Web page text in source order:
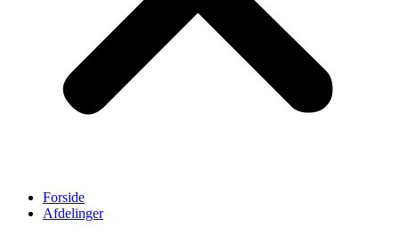
Forside
Afdelinger